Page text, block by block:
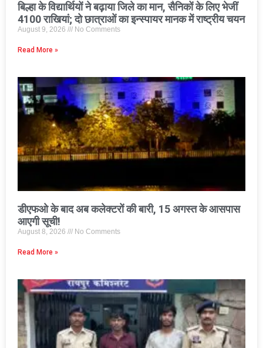
बिल्हा के विद्यार्थियों ने बढ़ाया जिले का मान, सैनिकों के लिए भेजीं
4100 राखियां; दो छात्राओं का इन्स्पायर मानक में राष्ट्रीय चयन
August 9, 2026 No Comments
Read More »
डीएफओ के बाद अब कलेक्टरों की बारी, 15 अगस्त के आसपास
आएगी सूची!
August 8, 2026 No Comments
Read More »